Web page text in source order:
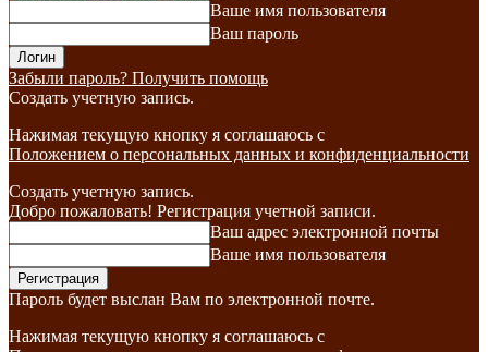
Ваше имя пользователя
Ваш пароль
Забыли пароль? Получить помощь
Создать учетную запись.
Нажимая текущую кнопку я соглашаюсь с
Положением о персональных данных и конфиденциальности
Создать учетную запись.
Добро пожаловать! Регистрация учетной записи.
Ваш адрес электронной почты
Ваше имя пользователя
Пароль будет выслан Вам по электронной почте.
Нажимая текущую кнопку я соглашаюсь с